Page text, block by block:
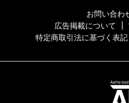
お問い合わ
広告掲載について
特定商取引法に基づく表記